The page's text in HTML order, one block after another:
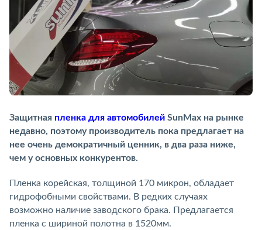
Защитная пленка для автомобилей SunMax на рынке
недавно, поэтому производитель пока предлагает на
нее очень демократичный ценник, в два раза ниже,
чем у основных конкурентов.
Пленка корейская, толщиной 170 микрон, обладает
гидрофобными свойствами. В редких случаях
возможно наличие заводского брака. Предлагается
пленка с шириной полотна в 1520мм.